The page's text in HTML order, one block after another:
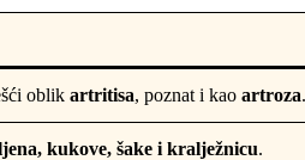
oblik artritisa, poznat i kao artroza.
kukove, šake i kralježnicu.